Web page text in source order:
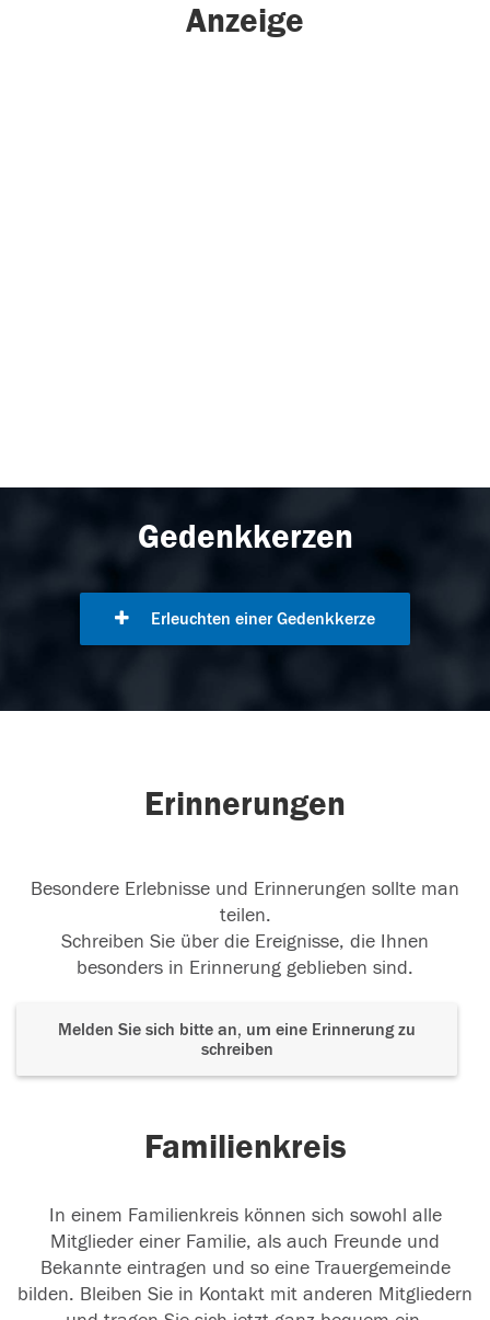
Anzeige
Gedenkkerzen
Erleuchten einer Gedenkkerze
Erinnerungen
Besondere Erlebnisse und Erinnerungen sollte man
teilen.
Schreiben Sie über die Ereignisse, die Ihnen
besonders in Erinnerung geblieben sind.
Melden Sie sich bitte an, um eine Erinnerung zu
schreiben
Familienkreis
In einem Familienkreis können sich sowohl alle
Mitglieder einer Familie, als auch Freunde und
Bekannte eintragen und so eine Trauergemeinde
bilden. Bleiben Sie in Kontakt mit anderen Mitgliedern